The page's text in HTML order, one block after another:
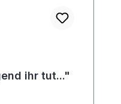
ihr tut..."